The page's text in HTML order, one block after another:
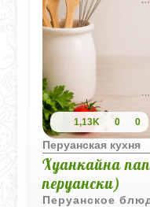
1,13K 0 0
Перуанская кухня
Хуанкайна
перуански)
Перуанское